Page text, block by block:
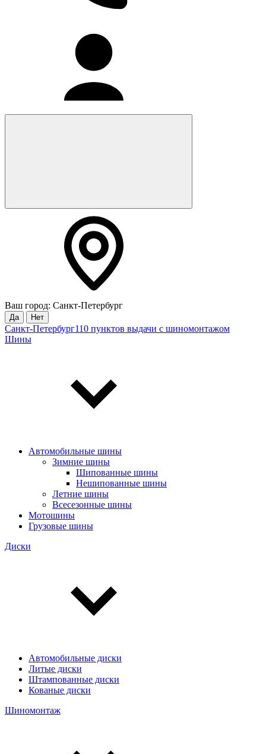
Ваш город: Санкт-Петербург
Да Нет
Санкт-Петербург110 пунктов выдачи с шиномонтажом
Шины
Автомобильные шины
Зимние шины
Шипованные шины
Нешипованные шины
Летние шины
Всесезонные шины
Мотошины
Грузовые шины
Диски
Автомобильные диски
Литые диски
Штампованные диски
Кованые диски
Шиномонтаж